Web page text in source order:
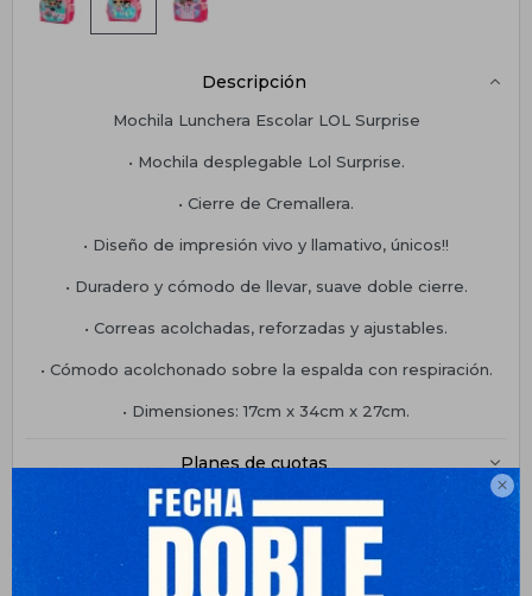

Descripción
Mochila Lunchera Escolar LOL Surprise
• Mochila desplegable Lol Surprise.
• Cierre de Cremallera.
• Diseño de impresión vivo y llamativo, únicos!!
• Duradero y cómodo de llevar, suave doble cierre.
• Correas acolchadas, reforzadas y ajustables.
• Cómodo acolchonado sobre la espalda con respiración.
• Dimensiones: 17cm x 34cm x 27cm.
Planes de cuotas
Envíos
Medios de pago